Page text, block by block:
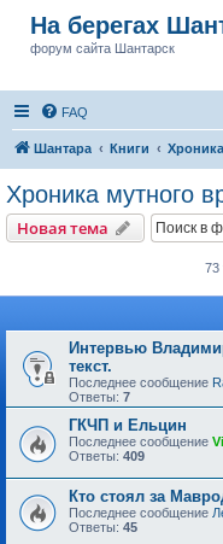
На берегах
форум сайта Шантарск
FAQ
Шантара Книги
Хроника мутного
Новая тема
73
Интервью
текст.
Последнее сообщение
Ответы: 7
ГКЧП и Ельцин
Последнее сообщение
Ответы: 409
Кто стоял за
Последнее сообщение
Ответы: 45